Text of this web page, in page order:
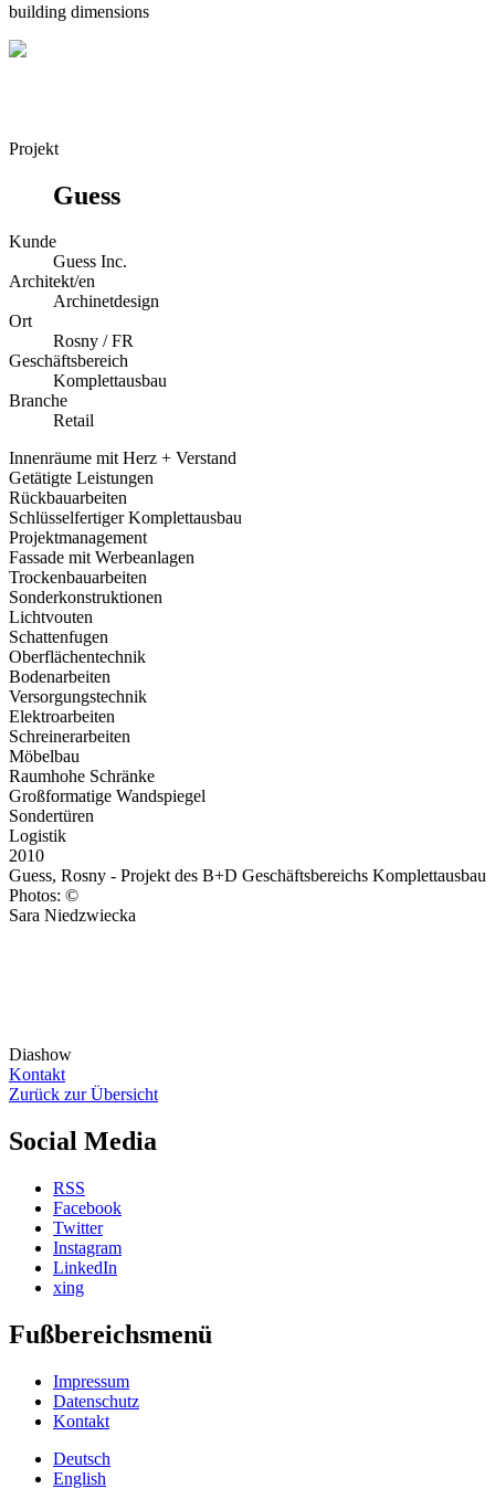
building dimensions
Projekt
Guess
Kunde
Guess Inc.
Architekt/en
Archinetdesign
Ort
Rosny / FR
Geschäftsbereich
Komplettausbau
Branche
Retail
Innenräume mit Herz + Verstand
Getätigte Leistungen
Rückbauarbeiten
Schlüsselfertiger Komplettausbau
Projektmanagement
Fassade mit Werbeanlagen
Trockenbauarbeiten
Sonderkonstruktionen
Lichtvouten
Schattenfugen
Oberflächentechnik
Bodenarbeiten
Versorgungstechnik
Elektroarbeiten
Schreinerarbeiten
Möbelbau
Raumhohe Schränke
Großformatige Wandspiegel
Sondertüren
Logistik
2010
Guess, Rosny - Projekt des B+D Geschäftsbereichs Komplettausbau
Photos: ©
Sara Niedzwiecka
Diashow
Kontakt
Zurück zur Übersicht
Social Media
RSS
Facebook
Twitter
Instagram
LinkedIn
xing
Fußbereichsmenü
Impressum
Datenschutz
Kontakt
Deutsch
English